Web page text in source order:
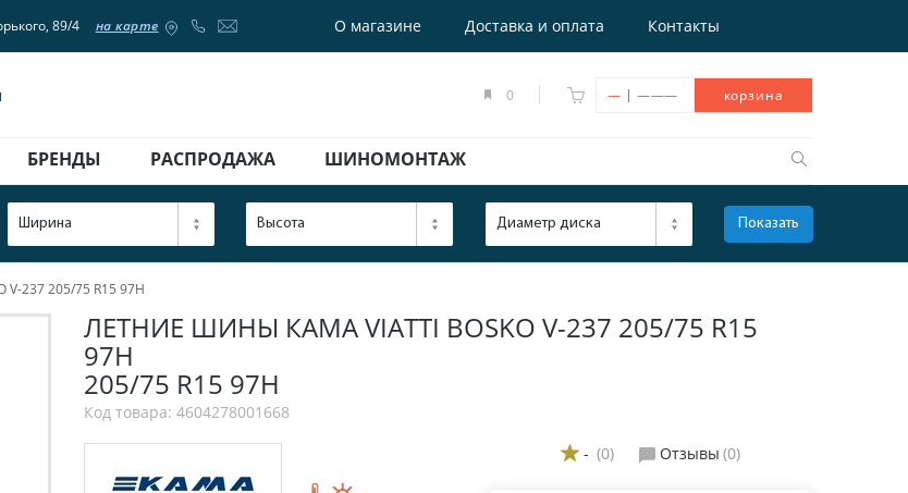
89/4 на карте О магазине Доставка и оплата Контакты
0 — | ——— корзина
БРЕНДЫ РАСПРОДАЖА ШИНОМОНТАЖ
ОТКРЫТЬ
Ширина Высота Диаметр диска Показать
237 205/75 R15 97H
ЛЕТНИЕ ШИНЫ КАМА VIATTI BOSKO V-237 205/75 R15
97H
205/75 R15 97H
Код товара: 4604278001668
- (0) Отзывы (0)